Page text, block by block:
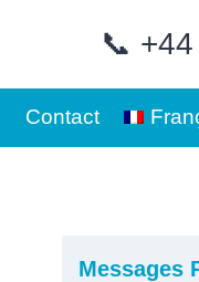
📞
Contact
Messages